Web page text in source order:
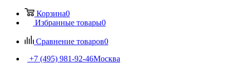
Корзина0
Избранные товары0
Сравнение товаров0
+7 (495) 981-92-46Москва